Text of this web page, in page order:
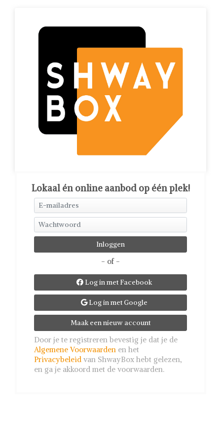
Lokaal én online aanbod op één plek!
- of -
Log in met Facebook
Log in met Google
Maak een nieuw account
Door je te registreren bevestig je dat je de
Algemene Voorwaarden en het
Privacybeleid van ShwayBox hebt gelezen,
en ga je akkoord met de voorwaarden.